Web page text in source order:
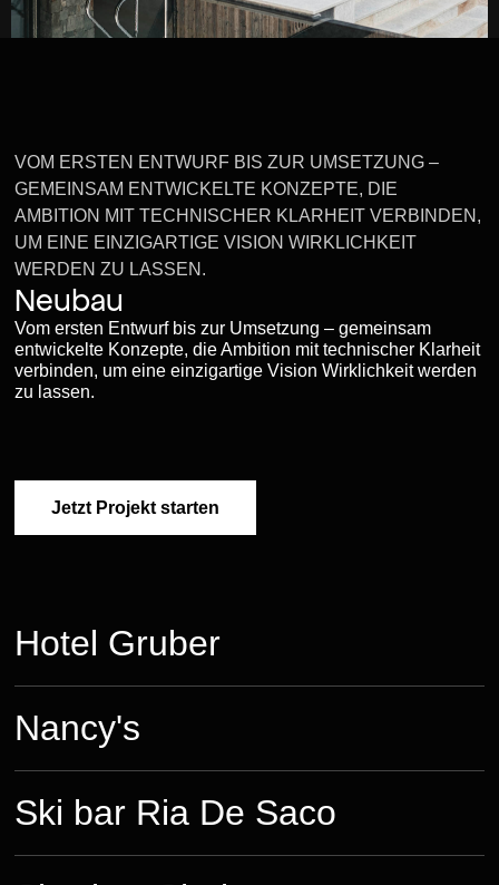
VOM ERSTEN ENTWURF BIS ZUR UMSETZUNG –
GEMEINSAM ENTWICKELTE KONZEPTE, DIE
AMBITION MIT TECHNISCHER KLARHEIT VERBINDEN,
UM EINE EINZIGARTIGE VISION WIRKLICHKEIT
WERDEN ZU LASSEN.
Neubau
Vom ersten Entwurf bis zur Umsetzung – gemeinsam
entwickelte Konzepte, die Ambition mit technischer Klarheit
verbinden, um eine einzigartige Vision Wirklichkeit werden
zu lassen.
Jetzt Projekt starten
Jetzt Projekt starten
Hotel Gruber
Nancy's
Ski bar Ria De Saco